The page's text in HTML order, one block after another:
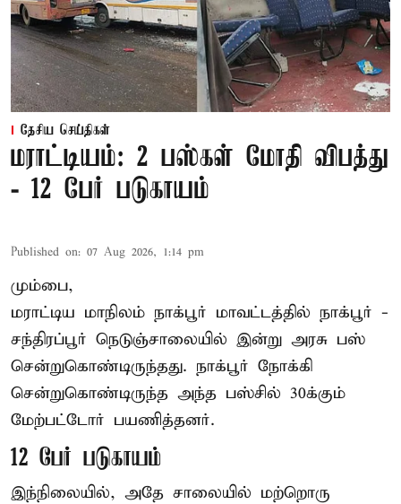
தேசிய செய்திகள்
மராட்டியம்: 2 பஸ்கள் மோதி விபத்து
- 12 பேர் படுகாயம்
Published on: 07 Aug 2026, 1:14 pm
மும்பை,
மராட்டிய மாநிலம் நாக்பூர் மாவட்டத்தில் நாக்பூர் -
சந்திரப்பூர் நெடுஞ்சாலையில் இன்று அரசு பஸ்
சென்றுகொண்டிருந்தது. நாக்பூர் நோக்கி
சென்றுகொண்டிருந்த அந்த பஸ்சில் 30க்கும்
மேற்பட்டோர் பயணித்தனர்.
12 பேர் படுகாயம்
இந்நிலையில், அதே சாலையில் மற்றொரு